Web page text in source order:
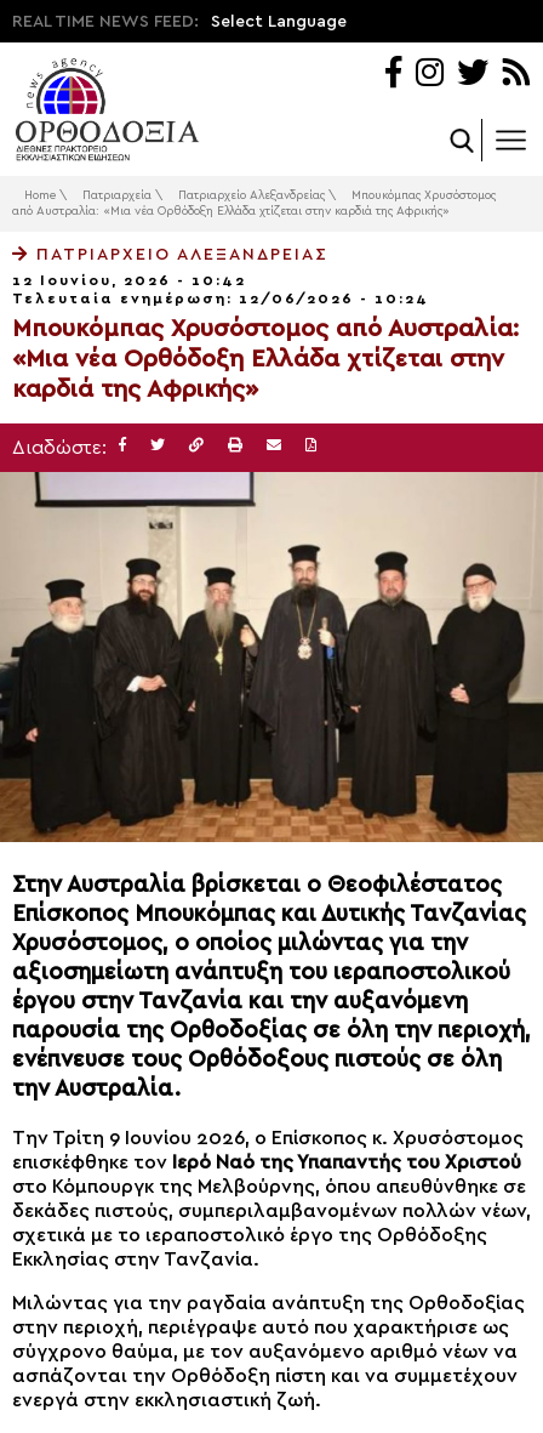
REAL TIME NEWS FEED: Select Language
Home \ Πατριαρχεία \ Πατριαρχείο Αλεξανδρείας \
Μπουκόμπας Χρυσόστομος
από Αυστραλία: «Μια νέα Ορθόδοξη Ελλάδα χτίζεται στην καρδιά της Αφρικής»
ΠΑΤΡΙΑΡΧΕΊΟ ΑΛΕΞΑΝΔΡΕΊΑΣ
12 Ιουνίου, 2026 - 10:42
Τελευταία ενημέρωση: 12/06/2026 - 10:24
Μπουκόμπας Χρυσόστομος από Αυστραλία:
«Μια νέα Ορθόδοξη Ελλάδα χτίζεται στην
καρδιά της Αφρικής»
Διαδώστε:
Στην Αυστραλία βρίσκεται ο Θεοφιλέστατος
Επίσκοπος Μπουκόμπας και Δυτικής Τανζανίας
Χρυσόστομος, ο οποίος μιλώντας για την
αξιοσημείωτη ανάπτυξη του ιεραποστολικού
έργου στην Τανζανία και την αυξανόμενη
παρουσία της Ορθοδοξίας σε όλη την περιοχή,
ενέπνευσε τους Ορθόδοξους πιστούς σε όλη
την Αυστραλία.
Την Τρίτη 9 Ιουνίου 2026, ο Επίσκοπος κ. Χρυσόστομος
επισκέφθηκε τον Ιερό Ναό της Υπαπαντής του Χριστού
στο Κόμπουργκ της Μελβούρνης, όπου απευθύνθηκε σε
δεκάδες πιστούς, συμπεριλαμβανομένων πολλών νέων,
σχετικά με το ιεραποστολικό έργο της Ορθόδοξης
Εκκλησίας στην Τανζανία.
Μιλώντας για την ραγδαία ανάπτυξη της Ορθοδοξίας
στην περιοχή, περιέγραψε αυτό που χαρακτήρισε ως
σύγχρονο θαύμα, με τον αυξανόμενο αριθμό νέων να
ασπάζονται την Ορθόδοξη πίστη και να συμμετέχουν
ενεργά στην εκκλησιαστική ζωή.